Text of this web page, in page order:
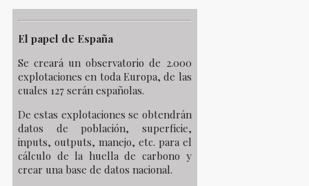
El papel de España
Se creará un observatorio de 2.000
explotaciones en toda Europa, de las
cuales 127 serán españolas.
De estas explotaciones se obtendrán
datos de población, superficie,
inputs, outputs, manejo, etc. para el
cálculo de la huella de carbono y
crear una base de datos nacional.